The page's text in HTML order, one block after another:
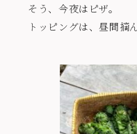
そう、今夜はピザ。
トッピングは、昼間摘